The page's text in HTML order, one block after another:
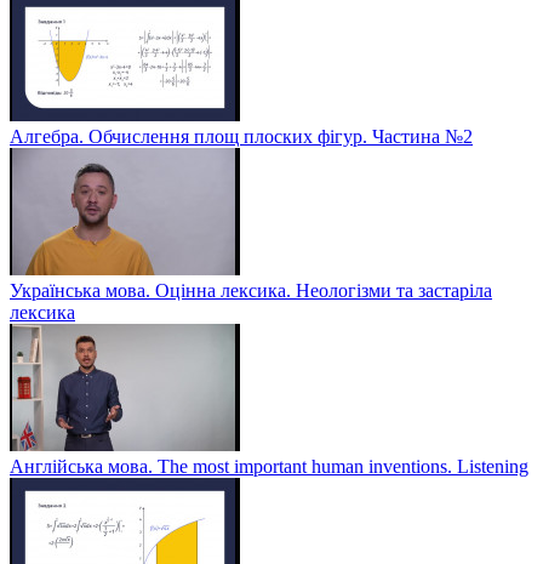
Алгебра. Обчислення площ плоских фігур. Частина №2
Українська мова. Оцінна лексика. Неологізми та застаріла
лексика
Англійська мова. The most important human inventions. Listening